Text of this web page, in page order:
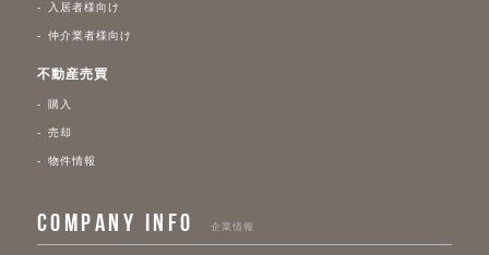
入居者様向け
仲介業者様向け
不動産売買
購入
売却
物件情報
COMPANY INFO 企業情報